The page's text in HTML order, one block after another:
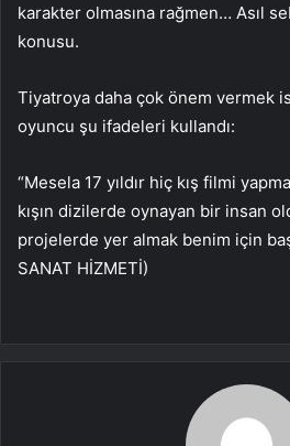
karakter olmasına rağmen… Asıl
konusu.
Tiyatroya daha çok önem vermek
oyuncu şu ifadeleri kullandı:
“Mesela 17 yıldır hiç kış filmi
kışın dizilerde oynayan bir insan
projelerde yer almak benim için
SANAT HİZMETİ)